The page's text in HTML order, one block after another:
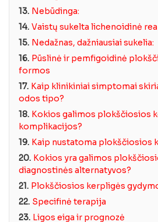
13. Nebūdinga:
14. Vaistų sukelta lichenoidinė
15. Nedažnas, dažniausiai sukelia:
16. Pūslinė ir pemfigoidinė
formos
17. Kaip klinikiniai simptomai
odos tipo?
18. Kokios galimos plokščiosios
komplikacijos?
19. Kaip nustatoma plokščiosios
20. Kokios yra galimos
diagnostinės alternatyvos?
21. Plokščiosios kerpligės
22. Specifinė terapija
23. Ligos eiga ir prognozė